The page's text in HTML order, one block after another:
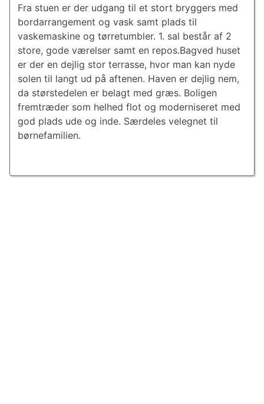
Fra stuen er der udgang til et stort bryggers med
bord­ar­ran­ge­ment og vask samt plads til
vaskemaskine og tørretumbler. 1. sal består af 2
store, gode værelser samt en repos.Bagved huset
er der en dejlig stor terrasse, hvor man kan nyde
solen til langt ud på aftenen. Haven er dejlig nem,
da størstedelen er belagt med græs. Boligen
fremtræder som helhed flot og moderniseret med
god plads ude og inde. Særdeles velegnet til
børnefamilien.